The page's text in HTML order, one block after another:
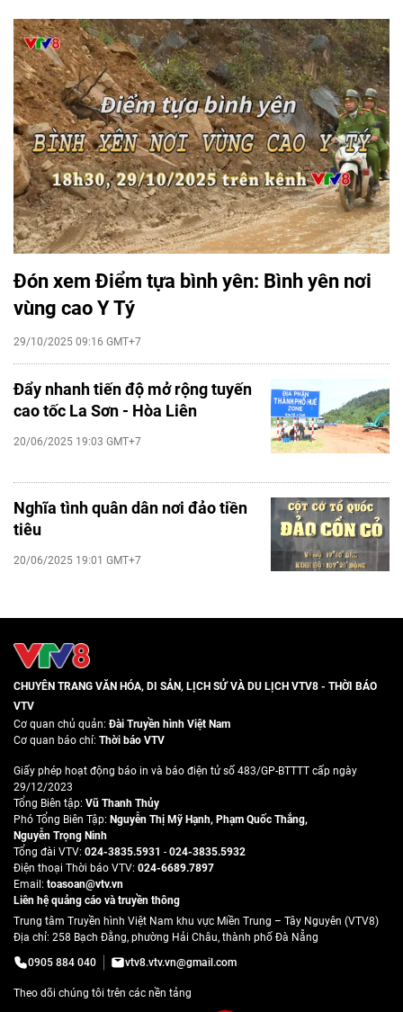
Đón xem Điểm tựa bình yên: Bình yên nơi
vùng cao Y Tý
29/10/2025 09:16 GMT+7
Đẩy nhanh tiến độ mở rộng tuyến
cao tốc La Sơn - Hòa Liên
20/06/2025 19:03 GMT+7
Nghĩa tình quân dân nơi đảo tiền
tiêu
20/06/2025 19:01 GMT+7
CHUYÊN TRANG VĂN HÓA, DI SẢN, LỊCH SỬ VÀ DU LỊCH VTV8 - THỜI BÁO
VTV
Cơ quan chủ quản:Đài Truyền hình Việt Nam
Cơ quan báo chí: Thời báo VTV
Giấy phép hoạt động báo in và báo điện tử số 483/GP-BTTTT cấp ngày
29/12/2023
Tổng Biên tập: Vũ Thanh Thủy
Phó Tổng Biên Tập: Nguyễn Thị Mỹ Hạnh, Phạm Quốc Thắng,
Nguyễn Trọng Ninh
Tổng đài VTV: 024-3835.5931 - 024-3835.5932
Ðiện thoại Thời báo VTV: 024-6689.7897
Email: toasoan@vtv.vn
Liên hệ quảng cáo và truyền thông
Trung tâm Truyền hình Việt Nam khu vực Miền Trung – Tây Nguyên (VTV8)
Địa chỉ: 258 Bạch Đằng, phường Hải Châu, thành phố Đà Nẵng
0905 884 040
vtv8.vtv.vn@gmail.com
Theo dõi chúng tôi trên các nền tảng